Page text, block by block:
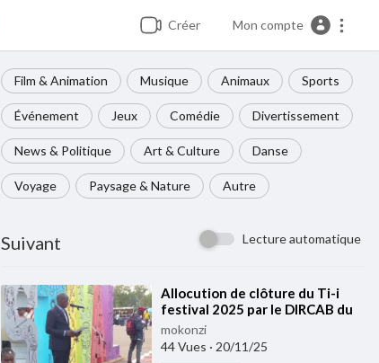
Créer Mon compte
Film & Animation Musique Animaux Sports
Événement Jeux Comédie Divertissement
News & Politique Art & Culture Danse
Voyage Paysage & Nature Autre
Suivant Lecture automatique
⁣⁣Allocution de clôture du Ti-i
festival 2025 par le DIRCAB du
Ministre des Arts, de la Culture
et du
mokonzi
44 Vues · 20/11/25